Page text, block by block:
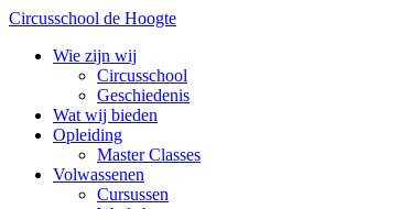
Circusschool de Hoogte
Wie zijn wij
Circusschool
Geschiedenis
Wat wij bieden
Opleiding
Master Classes
Volwassenen
Cursussen